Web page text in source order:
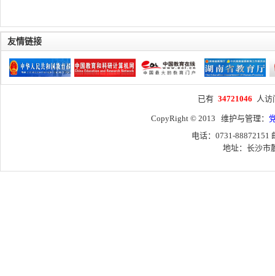
友情链接
已有 34721046 人
CopyRight © 2013 维护与管理：
电话：0731-88872151
地址：长沙市